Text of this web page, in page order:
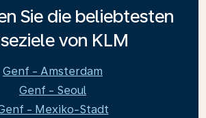
Sie die beliebtesten
von KLM
Genf - Amsterdam
Genf - Seoul
- Mexiko-Stadt